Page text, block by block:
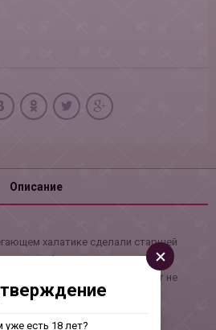
Описание
халатике сделали старшей
а из-за большого опыта и
к работе. Все недуги она лечит не
а любовью.
уже есть 18 лет?